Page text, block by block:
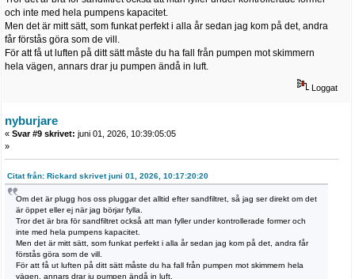
och inte med hela pumpens kapacitet.
Men det är mitt sätt, som funkat perfekt i alla år sedan jag kom på det, andra
får förstås göra som de vill.
För att få ut luften på ditt sätt måste du ha fall från pumpen mot skimmern
hela vägen, annars drar ju pumpen ändå in luft.
Loggat
nyburjare
« Svar #9 skrivet: juni 01, 2026, 10:39:05:05
»
Citat från: Rickard skrivet juni 01, 2026, 10:17:20:20
Om det är plugg hos oss pluggar det alltid efter sandfiltret, så jag ser direkt om det
är öppet eller ej när jag börjar fylla.
Tror det är bra för sandfiltret också att man fyller under kontrollerade former och
inte med hela pumpens kapacitet.
Men det är mitt sätt, som funkat perfekt i alla år sedan jag kom på det, andra får
förstås göra som de vill.
För att få ut luften på ditt sätt måste du ha fall från pumpen mot skimmern hela
vägen, annars drar ju pumpen ändå in luft.